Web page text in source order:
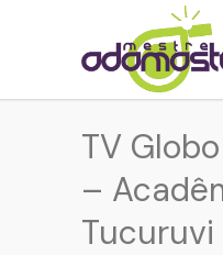
TV
–
Tucuruvi